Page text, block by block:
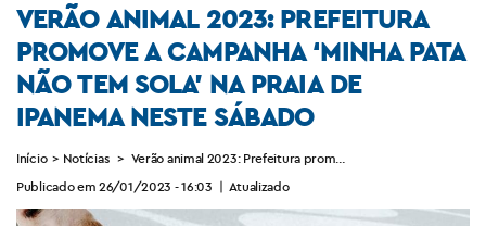
VERÃO ANIMAL 2023: PREFEITURA
PROMOVE A CAMPANHA ‘MINHA PATA
NÃO TEM SOLA’ NA PRAIA DE
IPANEMA NESTE SÁBADO
Início > Notícias > Verão animal 2023: Prefeitura promove a campanha ‘Minha
Publicado em 26/01/2023 - 16:03 | Atualizado